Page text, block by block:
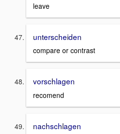
leave
unterscheiden
compare or contrast
vorschlagen
recomend
nachschlagen